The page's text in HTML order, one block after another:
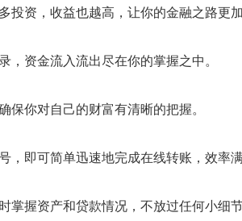
投资，收益也越高，让你的金融之路更加
，资金流入流出尽在你的掌握之中。
保你对自己的财富有清晰的把握。
，即可简单迅速地完成在线转账，效率满
掌握资产和贷款情况，不放过任何小细节